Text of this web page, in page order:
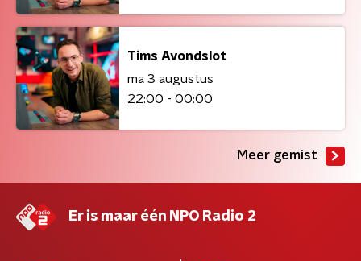
Tims Avondslot
ma 3 augustus
22:00 - 00:00
Meer gemist
Er is maar één NPO Radio 2